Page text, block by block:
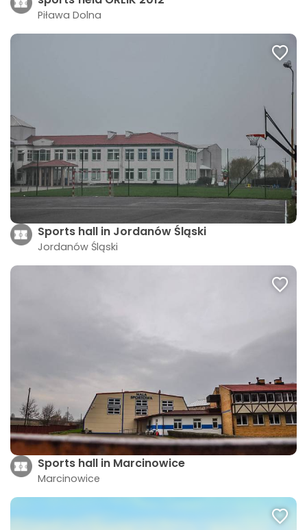
Piława Dolna
Sports hall in Jordanów Śląski
Jordanów Śląski
Sports hall in Marcinowice
Marcinowice